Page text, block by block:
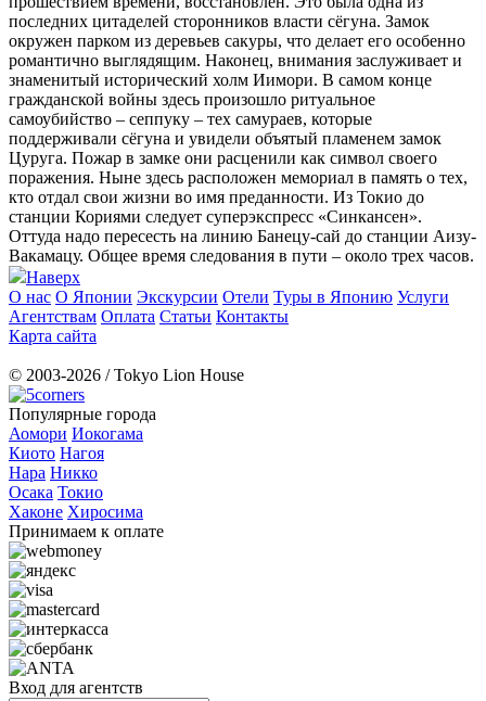
последних цитаделей сторонников власти сёгуна. Замок
окружен парком из деревьев сакуры, что делает его особенно
романтично выглядящим. Наконец, внимания заслуживает и
знаменитый исторический холм Иимори. В самом конце
гражданской войны здесь произошло ритуальное
самоубийство – сеппуку – тех самураев, которые
поддерживали сёгуна и увидели объятый пламенем замок
Цуруга. Пожар в замке они расценили как символ своего
поражения. Ныне здесь расположен мемориал в память о тех,
кто отдал свои жизни во имя преданности. Из Токио до
станции Кориями следует суперэкспресс «Синкансен».
Оттуда надо пересесть на линию Банецу-сай до станции Аизу-
Вакамацу. Общее время следования в пути – около трех часов.
Наверх
О нас О Японии Экскурсии Отели Туры в Японию Услуги
Агентствам Оплата Статьи Контакты
Карта сайта
© 2003-2026 / Tokyo Lion House
Популярные города
Аомори Иокогама
Киото Нагоя
Нара Никко
Осака Токио
Хаконе Хиросима
Принимаем к оплате
Вход для агентств